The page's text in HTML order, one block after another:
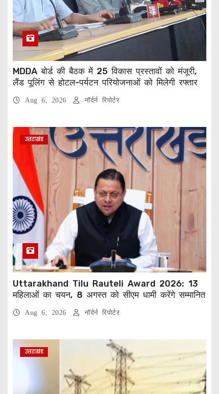
MDDA बोर्ड की बैठक में 25 विकास प्रस्तावों को मंजूरी,
लैंड पूलिंग से होटल-पर्यटन परियोजनाओं को मिलेगी रफ्तार
Aug 6, 2026 नॉर्दर्न रिपोर्टर
उत्तराखंड
Uttarakhand Tilu Rauteli Award 2026: 13
महिलाओं का चयन, 8 अगस्त को सीएम धामी करेंगे सम्मानित
Aug 6, 2026 नॉर्दर्न रिपोर्टर
उत्तराखंड